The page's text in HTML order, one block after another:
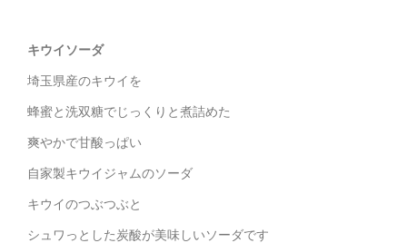
キウイソーダ
埼玉県産のキウイを
蜂蜜と洗双糖でじっくりと煮詰めた
爽やかで甘酸っぱい
自家製キウイジャムのソーダ
キウイのつぶつぶと
シュワっとした炭酸が美味しいソーダです